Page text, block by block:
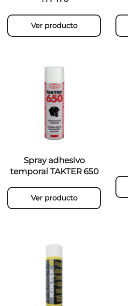
Ver producto
Spray adhesivo
temporal TAKTER 650
Ver producto